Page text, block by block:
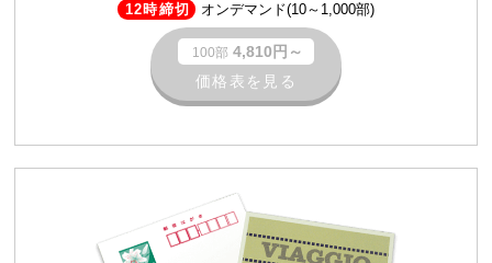
12時締切 オンデマンド(10～1,000部)
100部 4,810円～
価格表を見る